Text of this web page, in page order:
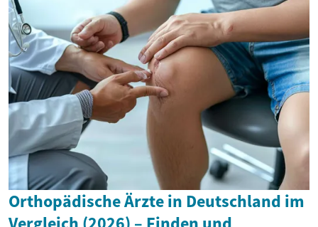
Orthopädische Ärzte in Deutschland im